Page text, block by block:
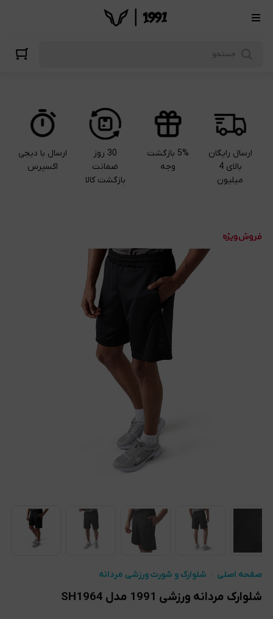
ارسال رایگان
بالای 4
میلیون
5% بازگشت
وجه
30 روز
ضمانت
بازگشت کالا
ارسال با دیجی
اکسپرس
صفحه اصلی شلوارک و شورت ورزشی مردانه
شلوارک مردانه ورزشی 1991 مدل SH1964